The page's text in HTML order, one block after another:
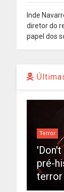
Inde
diretor do
papel dos
Terror
pré-
terror